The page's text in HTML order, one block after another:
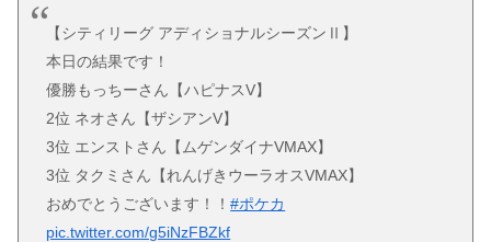
【シティリーグ アディショナルシーズンⅡ】
本日の結果です！
優勝もっちーさん【ハピナスV】
2位 ネオさん【ザシアンV】
3位 エンストさん【ムゲンダイナVMAX】
3位 タクミさん【れんげきウーラオスVMAX】
おめでとうございます！！#ポケカ
pic.twitter.com/g5iNzFBZkf